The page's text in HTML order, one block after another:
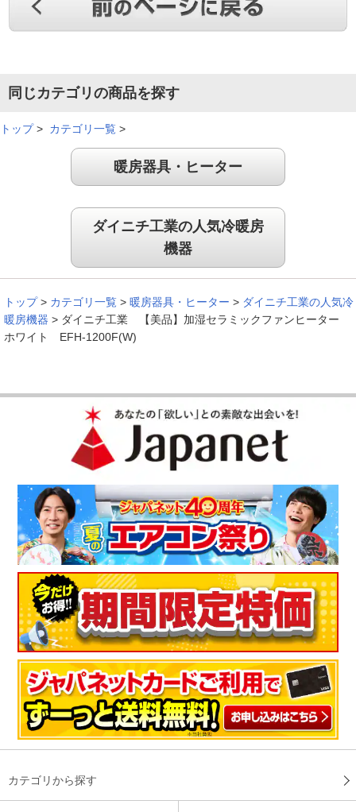
同じカテゴリの商品を探す
トップ> カテゴリ一覧 >
暖房器具・ヒーター
ダイニチ工業の人気冷暖房
機器
トップ > カテゴリ一覧 > 暖房器具・ヒーター > ダイニチ工業の人気冷
暖房機器 > ダイニチ工業 【美品】加湿セラミックファンヒーター
ホワイト EFH-1200F(W)
カテゴリから探す